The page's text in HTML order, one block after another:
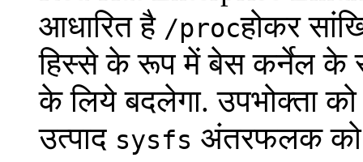
आधारित है /procहोकर
हिस्से के रूप में बेस कर्नेल
के लिये बदलेगा. उपभोक्ता
उत्पाद sysfs अंतरफलक